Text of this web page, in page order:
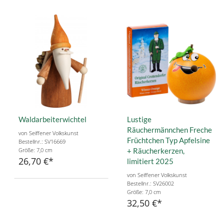
Waldarbeiterwichtel
von Seiffener Volkskunst
Bestellnr.: SV16669
Größe: 7,0 cm
26,70 €
Lustige
Räuchermännchen Freche
Früchtchen Typ Apfelsine
+ Räucherkerzen,
limitiert 2025
von Seiffener Volkskunst
Bestellnr.: SV26002
Größe: 7,0 cm
32,50 €